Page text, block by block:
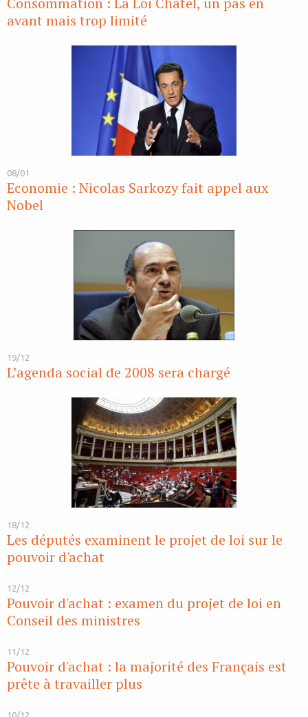
avant mais trop limité
08/01
Economie : Nicolas Sarkozy fait appel aux
Nobel
19/12
L’agenda social de 2008 sera chargé
18/12
Les députés examinent le projet de loi sur le
pouvoir d'achat
12/12
Pouvoir d'achat : examen du projet de loi en
Conseil des ministres
11/12
Pouvoir d'achat : la majorité des Français est
prête à travailler plus
10/12